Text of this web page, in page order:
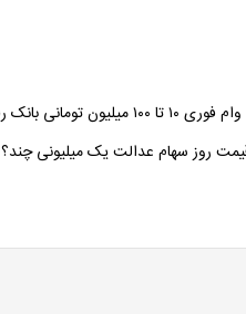
بانک رفاه
روز سهام عدالت یک میلیونی چند؟